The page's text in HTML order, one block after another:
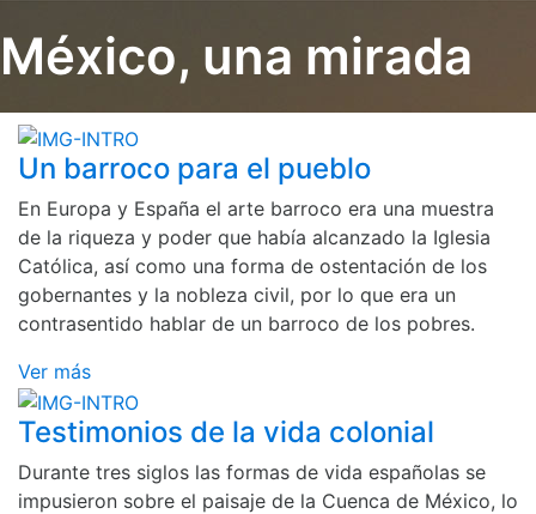
México, una mirada
Un barroco para el pueblo
En Europa y España el arte barroco era una muestra
de la riqueza y poder que había alcanzado la Iglesia
Católica, así como una forma de ostentación de los
gobernantes y la nobleza civil, por lo que era un
contrasentido hablar de un barroco de los pobres.
Ver más
Testimonios de la vida colonial
Durante tres siglos las formas de vida españolas se
impusieron sobre el paisaje de la Cuenca de México, lo